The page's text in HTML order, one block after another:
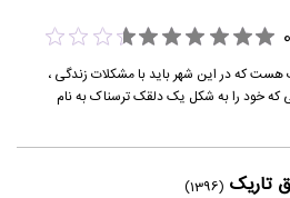
0
که در این شهر باید با مشکلات زندگی ،
که خود را به شکل یک دلقک ترسناک به نام
تاریک (1396)